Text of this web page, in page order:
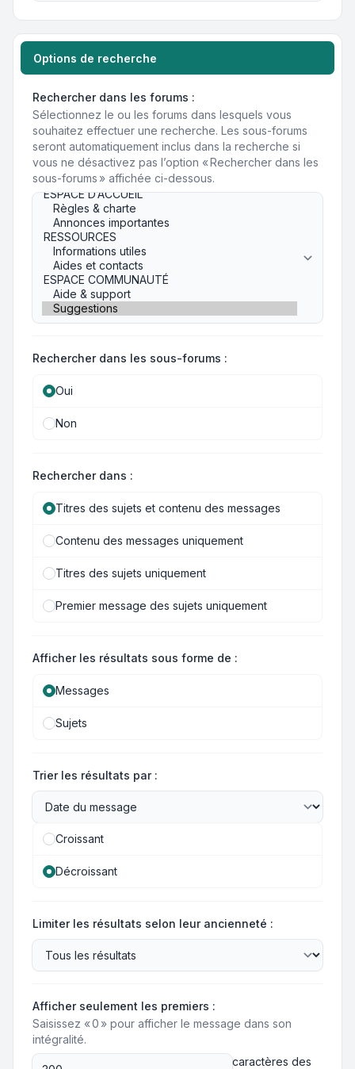
Options de recherche
Rechercher dans les forums :
Sélectionnez le ou les forums dans lesquels vous
souhaitez effectuer une recherche. Les sous-forums
seront automatiquement inclus dans la recherche si
vous ne désactivez pas l’option « Rechercher dans les
sous-forums » affichée ci-dessous.
Rechercher dans les sous-forums :
Oui
Non
Rechercher dans :
Titres des sujets et contenu des messages
Contenu des messages uniquement
Titres des sujets uniquement
Premier message des sujets uniquement
Afficher les résultats sous forme de :
Messages
Sujets
Trier les résultats par :
Croissant
Décroissant
Limiter les résultats selon leur ancienneté :
Afficher seulement les premiers :
Saisissez « 0 » pour afficher le message dans son
intégralité.
caractères des